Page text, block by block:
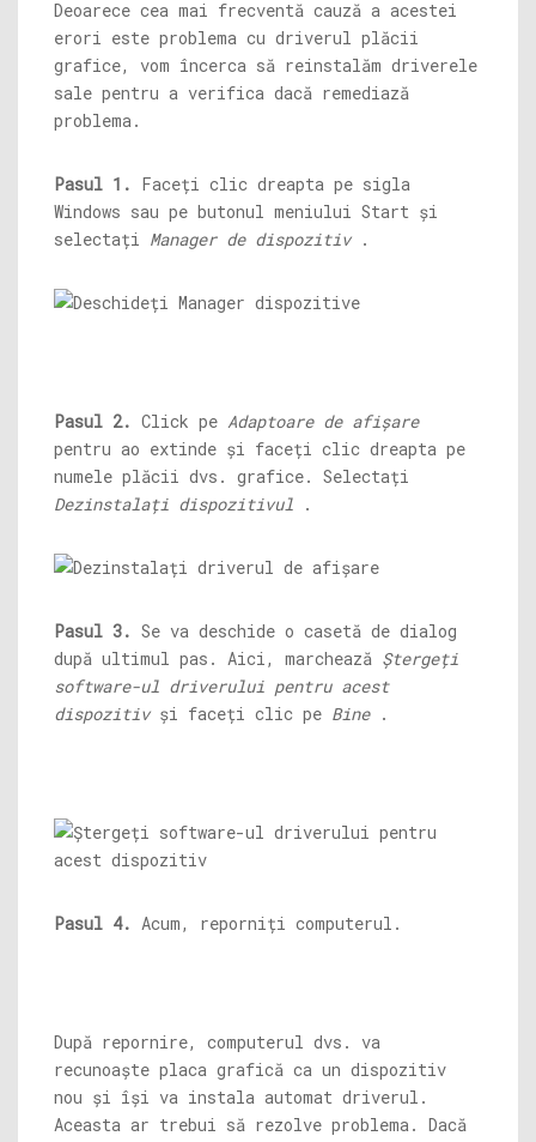
Deoarece cea mai frecventă cauză a acestei
erori este problema cu driverul plăcii
grafice, vom încerca să reinstalăm driverele
sale pentru a verifica dacă remediază
problema.
Pasul 1. Faceți clic dreapta pe sigla
Windows sau pe butonul meniului Start și
selectați Manager de dispozitiv.
Pasul 2. Click pe Adaptoare de afișare
pentru ao extinde și faceți clic dreapta pe
numele plăcii dvs. grafice. Selectați
Dezinstalați dispozitivul .
Pasul 3. Se va deschide o casetă de dialog
după ultimul pas. Aici, marchează Ștergeți
software-ul driverului pentru acest
dispozitivși faceți clic pe Bine.
Pasul 4. Acum, reporniți computerul.
După repornire, computerul dvs. va
recunoaște placa grafică ca un dispozitiv
nou și își va instala automat driverul.
Aceasta ar trebui să rezolve problema. Dacă